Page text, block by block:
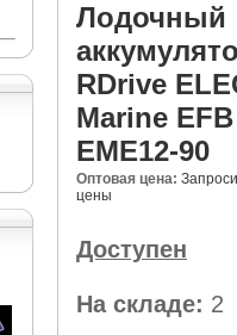
Лодочный
RDrive
Marine EFB
EME12-90
Оптовая цена:
цены
Доступен
На складе: 2